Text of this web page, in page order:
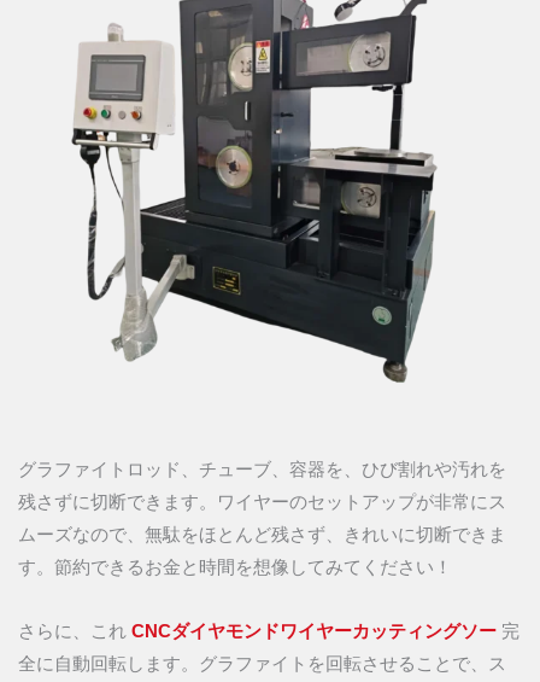
グラファイトロッド、チューブ、容器を、ひび割れや汚れを
残さずに切断できます。ワイヤーのセットアップが非常にス
ムーズなので、無駄をほとんど残さず、きれいに切断できま
す。節約できるお金と時間を想像してみてください！
さらに、これ CNCダイヤモンドワイヤーカッティングソー 完
全に自動回転します。グラファイトを回転させることで、ス